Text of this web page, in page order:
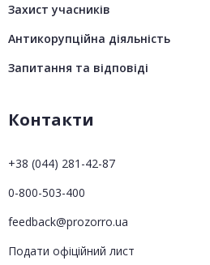
Захист учасників
Антикорупційна діяльність
Запитання та відповіді
Контакти
+38 (044) 281-42-87
0-800-503-400
feedback@prozorro.ua
Подати офіційний лист